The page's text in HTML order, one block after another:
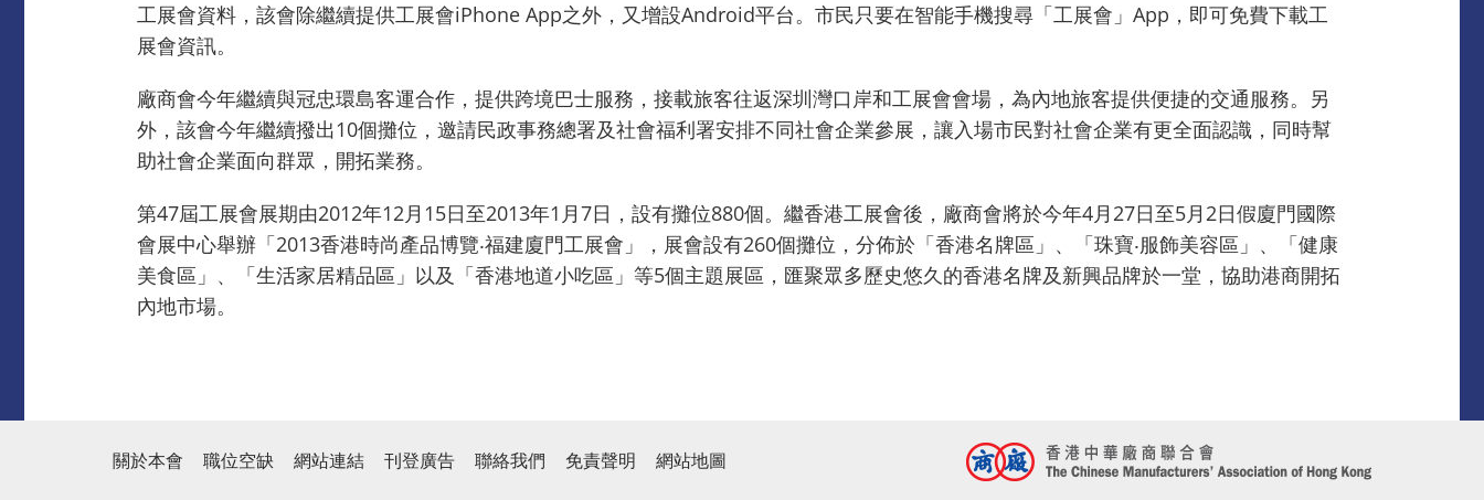
工展會資料，該會除繼續提供工展會iPhone App之外，又增設Android平台。市民只要在智能手機搜尋「工展會」App，即可免費下載工
展會資訊。
廠商會今年繼續與冠忠環島客運合作，提供跨境巴士服務，接載旅客往返深圳灣口岸和工展會會場，為內地旅客提供便捷的交通服務。另
外，該會今年繼續撥出10個攤位，邀請民政事務總署及社會福利署安排不同社會企業參展，讓入場市民對社會企業有更全面認識，同時幫
助社會企業面向群眾，開拓業務。
第47屆工展會展期由2012年12月15日至2013年1月7日，設有攤位880個。繼香港工展會後，廠商會將於今年4月27日至5月2日假廈門國際
會展中心舉辦「2013香港時尚產品博覽‧福建廈門工展會」，展會設有260個攤位，分佈於「香港名牌區」、「珠寶‧服飾美容區」、「健康
美食區」、「生活家居精品區」以及「香港地道小吃區」等5個主題展區，匯聚眾多歷史悠久的香港名牌及新興品牌於一堂，協助港商開拓
內地市場。
關於本會 職位空缺 網站連結 刊登廣告 聯絡我們 免責聲明 網站地圖